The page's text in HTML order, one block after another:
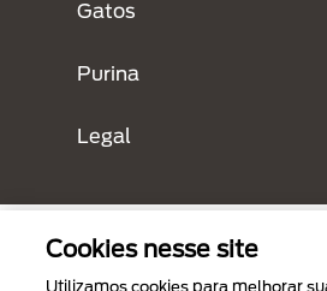
Gatos
Purina
Legal
Cookies nesse site
Utilizamos cookies para melhorar